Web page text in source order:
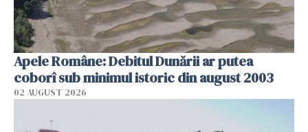
Apele Române: Debitul Dunării ar putea
coborî sub minimul istoric din august 2003
02 AUGUST 2026